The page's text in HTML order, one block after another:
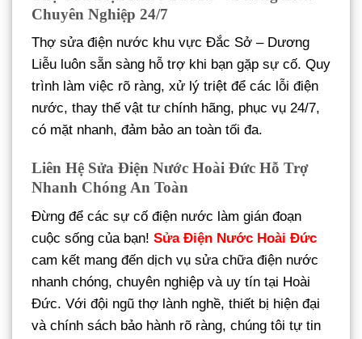
Chuyên Nghiệp 24/7
Thợ sửa điện nước khu vực Đắc Sở – Dương
Liễu luôn sẵn sàng hỗ trợ khi bạn gặp sự cố. Quy
trình làm việc rõ ràng, xử lý triệt để các lỗi điện
nước, thay thế vật tư chính hãng, phục vụ 24/7,
có mặt nhanh, đảm bảo an toàn tối đa.
Liên Hệ Sửa Điện Nước Hoài Đức Hỗ Trợ
Nhanh Chóng An Toàn
Đừng để các sự cố điện nước làm gián đoạn
cuộc sống của bạn! Sửa Điện Nước Hoài Đức
cam kết mang đến dịch vụ sửa chữa điện nước
nhanh chóng, chuyên nghiệp và uy tín tại Hoài
Đức. Với đội ngũ thợ lành nghề, thiết bị hiện đại
và chính sách bảo hành rõ ràng, chúng tôi tự tin